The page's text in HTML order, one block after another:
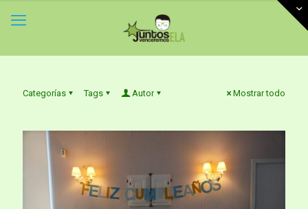
Categorías Tags Autor Mostrar todo